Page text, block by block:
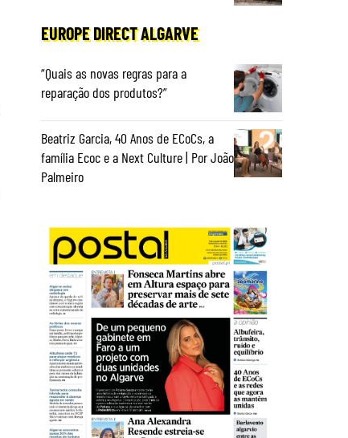
EUROPE DIRECT ALGARVE
“Quais as novas regras para a
reparação dos produtos?”
Beatriz Garcia, 40 Anos de ECoCs, a
família Ecoc e a Next Culture | Por João
Palmeiro